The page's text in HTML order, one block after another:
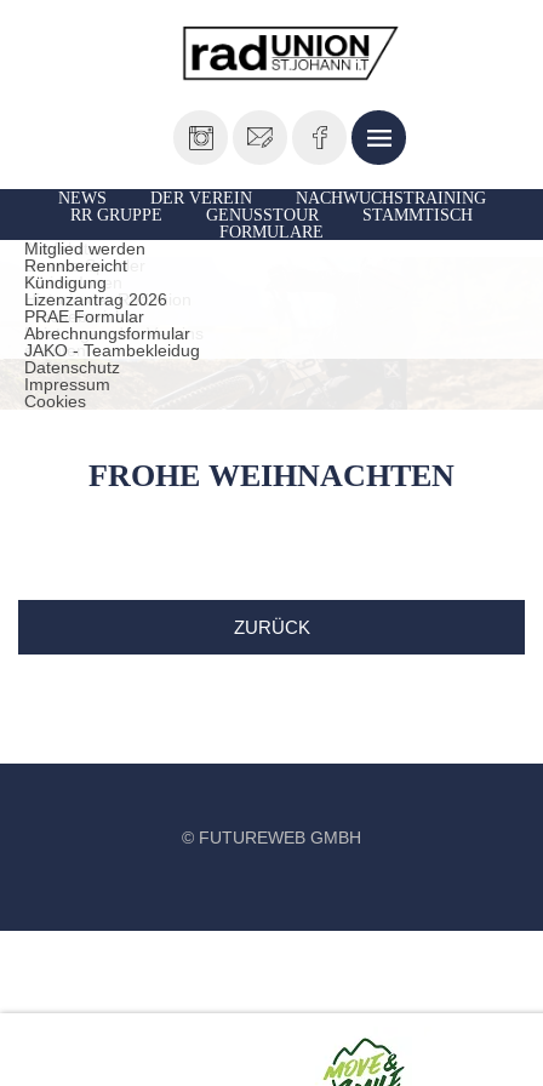
NEWS DER VEREIN
Vorstand
Unsere Sportler
TrainerInnen
Historie der Radunion
Presseberichte
Leistungen des Vereins
statuten
Datenschutz
Impressum
Cookies
NACHWUCHSTRAINING
RR GRUPPE
Ausfahrten
GENUSSTOUR
STAMMTISCH
FORMULARE
Mitglied werden
Rennbereicht
Kündigung
Lizenzantrag 2026
PRAE Formular
Abrechnungsformular
JAKO - Teambekleidug
FROHE WEIHNACHTEN
ZURÜCK
© FUTUREWEB GMBH